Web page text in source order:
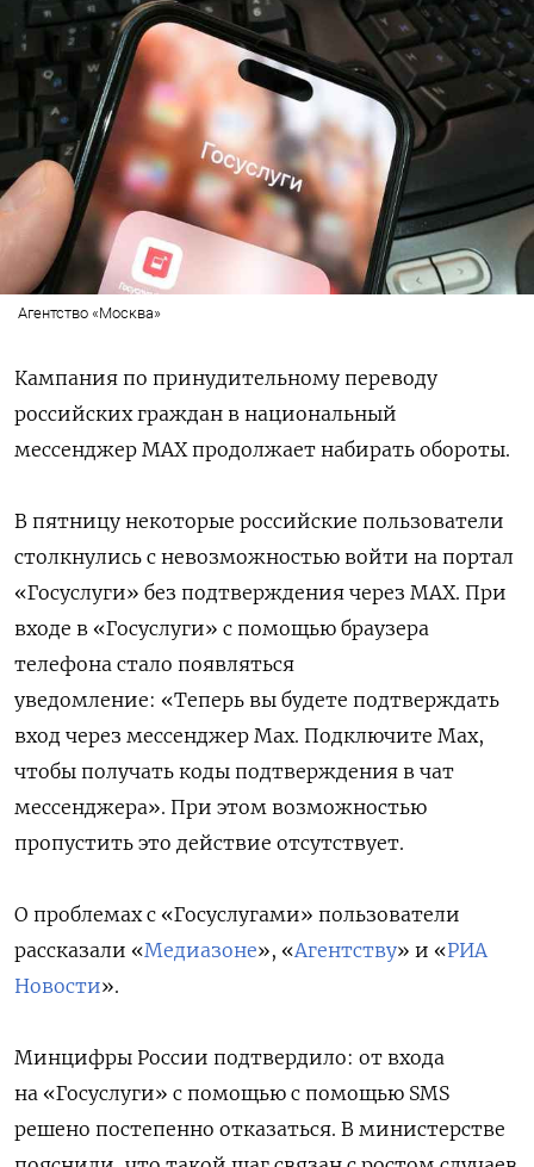
Агентство «Москва»
Кампания по принудительному переводу
российских граждан в национальный
мессенджер MAX продолжает набирать обороты.
В пятницу некоторые российские пользователи
столкнулись с невозможностью войти на портал
«Госуслуги» без подтверждения через МАХ. При
входе в «Госуслуги» с помощью браузера
телефона стало появляться
уведомление: «Теперь вы будете подтверждать
вход через мессенджер Мах. Подключите Мах,
чтобы получать коды подтверждения в чат
мессенджера». При этом возможностью
пропустить это действие отсутствует.
О проблемах с «Госуслугами» пользователи
рассказали «Медиазоне», «Агентству» и «РИА
Новости».
Минцифры России подтвердило: от входа
на «Госуслуги» с помощью с помощью SMS
решено постепенно отказаться. В министерстве